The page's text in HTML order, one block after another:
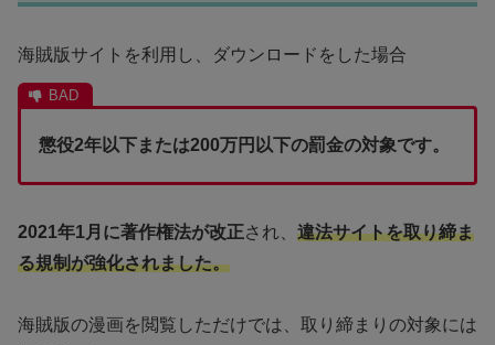
海賊版サイトを利用し、ダウンロードをした場合
懲役2年以下または200万円以下の罰金の対象です。
2021年1月に著作権法が改正され、 違法サイトを取り締ま
る規制が強化されました。
海賊版の漫画を閲覧しただけでは、取り締まりの対象には